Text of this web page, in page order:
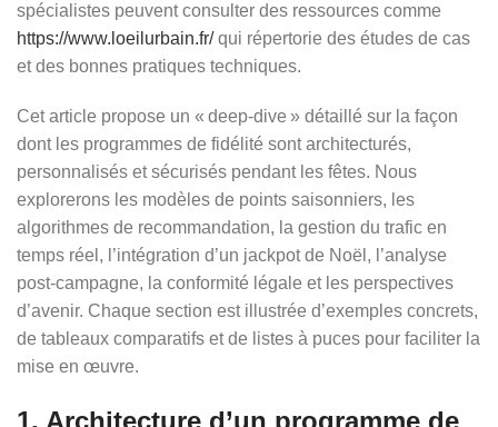
spécialistes peuvent consulter des ressources comme
https://www.loeilurbain.fr/qui répertorie des études de cas
et des bonnes pratiques techniques.
Cet article propose un « deep‑dive » détaillé sur la façon
dont les programmes de fidélité sont architecturés,
personnalisés et sécurisés pendant les fêtes. Nous
explorerons les modèles de points saisonniers, les
algorithmes de recommandation, la gestion du trafic en
temps réel, l’intégration d’un jackpot de Noël, l’analyse
post‑campagne, la conformité légale et les perspectives
d’avenir. Chaque section est illustrée d’exemples concrets,
de tableaux comparatifs et de listes à puces pour faciliter la
mise en œuvre.
1. Architecture d’un programme de